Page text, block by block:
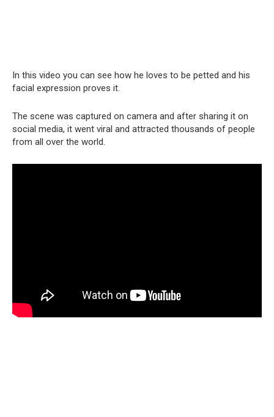
In this video you can see how he loves to be petted and his
facial expression proves it.
The scene was captured on camera and after sharing it on
social media, it went viral and attracted thousands of people
from all over the world.